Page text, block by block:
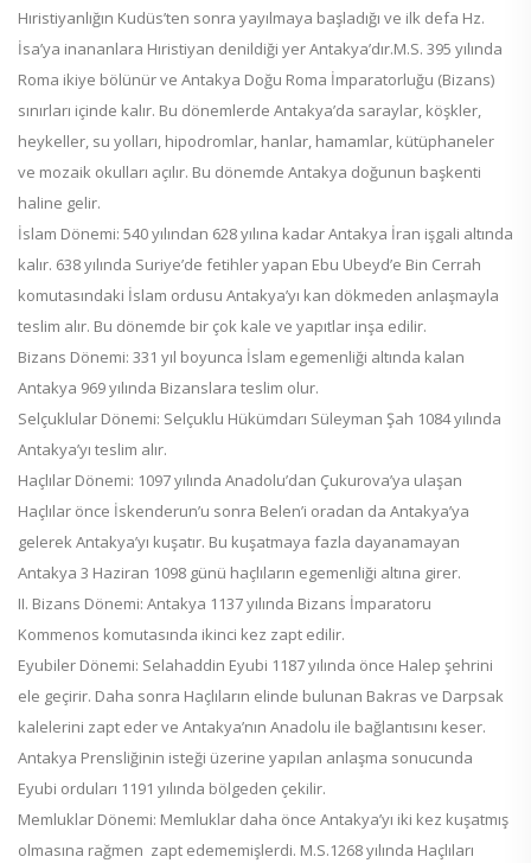
Hıristiyanlığın Kudüs’ten sonra yayılmaya başladığı ve ilk defa Hz.
İsa’ya inananlara Hıristiyan denildiği yer Antakya’dır.M.S. 395 yılında
Roma ikiye bölünür ve Antakya Doğu Roma İmparatorluğu (Bizans)
sınırları içinde kalır. Bu dönemlerde Antakya’da saraylar, köşkler,
heykeller, su yolları, hipodromlar, hanlar, hamamlar, kütüphaneler
ve mozaik okulları açılır. Bu dönemde Antakya doğunun başkenti
haline gelir.
İslam Dönemi: 540 yılından 628 yılına kadar Antakya İran işgali altında
kalır. 638 yılında Suriye’de fetihler yapan Ebu Ubeyd’e Bin Cerrah
komutasındaki İslam ordusu Antakya’yı kan dökmeden anlaşmayla
teslim alır. Bu dönemde bir çok kale ve yapıtlar inşa edilir.
Bizans Dönemi: 331 yıl boyunca İslam egemenliği altında kalan
Antakya 969 yılında Bizanslara teslim olur.
Selçuklular Dönemi: Selçuklu Hükümdarı Süleyman Şah 1084 yılında
Antakya’yı teslim alır.
Haçlılar Dönemi: 1097 yılında Anadolu’dan Çukurova’ya ulaşan
Haçlılar önce İskenderun’u sonra Belen’i oradan da Antakya’ya
gelerek Antakya’yı kuşatır. Bu kuşatmaya fazla dayanamayan
Antakya 3 Haziran 1098 günü haçlıların egemenliği altına girer.
II. Bizans Dönemi: Antakya 1137 yılında Bizans İmparatoru
Kommenos komutasında ikinci kez zapt edilir.
Eyubiler Dönemi: Selahaddin Eyubi 1187 yılında önce Halep şehrini
ele geçirir. Daha sonra Haçlıların elinde bulunan Bakras ve Darpsak
kalelerini zapt eder ve Antakya’nın Anadolu ile bağlantısını keser.
Antakya Prensliğinin isteği üzerine yapılan anlaşma sonucunda
Eyubi orduları 1191 yılında bölgeden çekilir.
Memluklar Dönemi: Memluklar daha önce Antakya’yı iki kez kuşatmış
olmasına rağmen zapt edememişlerdi. M.S.1268 yılında Haçlıları